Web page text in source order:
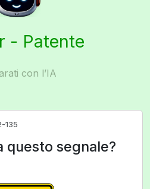
- Patente
con l’IA
135
questo segnale?